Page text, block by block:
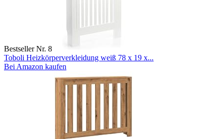
Bestseller Nr. 8
Toboli Heizkörperverkleidung weiß 78 x 19 x...
Bei Amazon kaufen